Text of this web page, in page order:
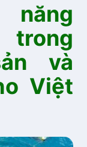
và
Việt